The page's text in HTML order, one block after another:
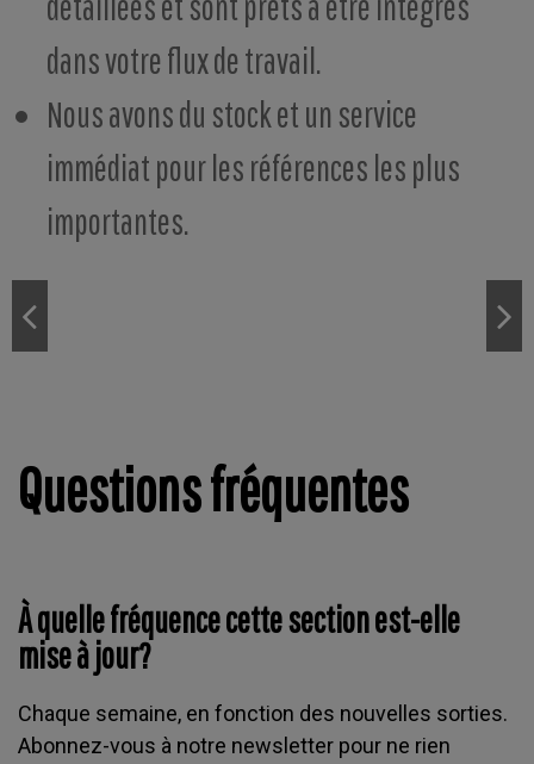
dans votre flux de travail.
Nous avons du stock et un service
immédiat pour les références les plus
importantes.
Questions fréquentes
À quelle fréquence cette section est-elle
mise à jour?
Chaque semaine, en fonction des nouvelles sorties.
Abonnez-vous à notre newsletter pour ne rien